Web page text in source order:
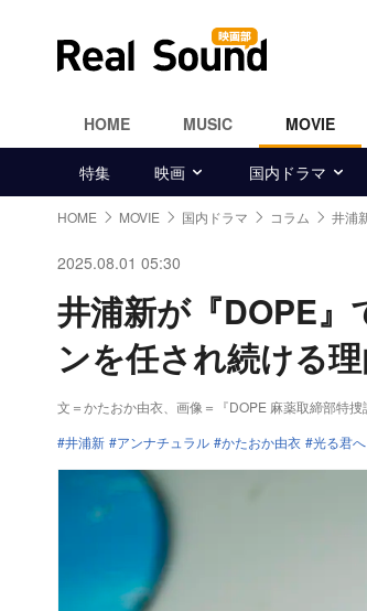
HOME MUSIC MOVIE
特集 映画 国内ドラマ
HOME MOVIE 国内ドラマ コラム 井浦
2025.08.01 05:30
井浦新が『DOPE
ンを任され続ける
文＝かたおか由衣 、画像＝『DOPE 麻薬取締部特
井浦新
アンナチュラル かたおか由衣 光る君へ